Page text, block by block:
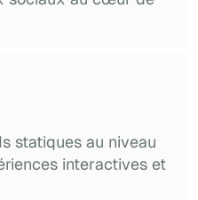
statiques au niveau
interactives et